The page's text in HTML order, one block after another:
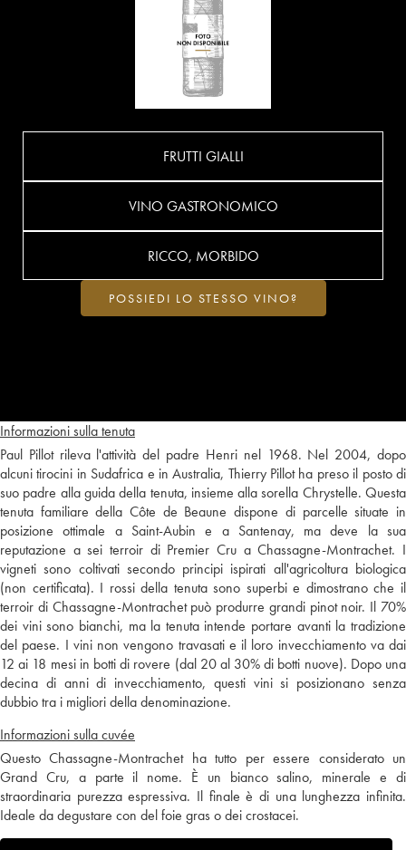
Informazioni sulla tenuta
Paul Pillot rileva l'attività del padre Henri nel 1968. Nel 2004, dopo
alcuni tirocini in Sudafrica e in Australia, Thierry Pillot ha preso il posto di
suo padre alla guida della tenuta, insieme alla sorella Chrystelle. Questa
tenuta familiare della Côte de Beaune dispone di parcelle situate in
posizione ottimale a Saint-Aubin e a Santenay, ma deve la sua
reputazione a sei terroir di Premier Cru a Chassagne-Montrachet. I
vigneti sono coltivati secondo principi ispirati all'agricoltura biologica
(non certificata). I rossi della tenuta sono superbi e dimostrano che il
terroir di Chassagne-Montrachet può produrre grandi pinot noir. Il 70%
dei vini sono bianchi, ma la tenuta intende portare avanti la tradizione
del paese. I vini non vengono travasati e il loro invecchiamento va dai
12 ai 18 mesi in botti di rovere (dal 20 al 30% di botti nuove). Dopo una
decina di anni di invecchiamento, questi vini si posizionano senza
dubbio tra i migliori della denominazione.
Informazioni sulla cuvée
Questo Chassagne-Montrachet ha tutto per essere considerato un
Grand Cru, a parte il nome. È un bianco salino, minerale e di
straordinaria purezza espressiva. Il finale è di una lunghezza infinita.
Ideale da degustare con del foie gras o dei crostacei.
FRUTTI GIALLI
VINO GASTRONOMICO
RICCO, MORBIDO
POSSIEDI LO STESSO VINO?